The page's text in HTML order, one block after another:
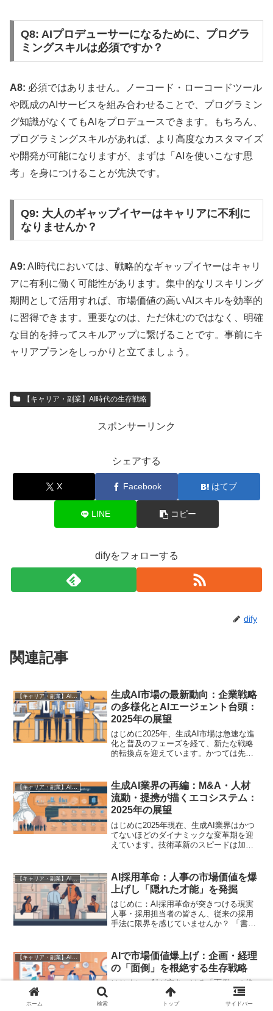
Q8: AIプロデューサーになるために、プログラ
ミングスキルは必須ですか？
A8: 必須ではありません。ノーコード・ローコードツール
や既成のAIサービスを組み合わせることで、プログラミン
グ知識がなくてもAIをプロデュースできます。もちろん、
プログラミングスキルがあれば、より高度なカスタマイズ
や開発が可能になりますが、まずは「AIを使いこなす思
考」を身につけることが先決です。
Q9: 大人のギャップイヤーはキャリアに不利に
なりませんか？
A9: AI時代においては、戦略的なギャップイヤーはキャリ
アに有利に働く可能性があります。集中的なリスキリング
期間として活用すれば、市場価値の高いAIスキルを効率的
に習得できます。重要なのは、ただ休むのではなく、明確
な目的を持ってスキルアップに繋げることです。事前にキ
ャリアプランをしっかりと立てましょう。
【キャリア・副業】AI時代の生存戦略
スポンサーリンク
シェアする
X Facebook はてブ
LINE コピー
difyをフォローする
dify
関連記事
【キャリア・副業】AI時代の生存戦略
生成AI市場の最新動向：企業戦略
の多様化とAIエージェント台頭：
2025年の展望
はじめに2025年、生成AI市場は急速な進
化と普及のフェーズを経て、新たな戦略
的転換点を迎えています。かつては先進
可欠な要素となりつつあります。この過
渡期において、業...
【キャリア・副業】AI時代の生存戦略
生成AI業界の再編：M&A・人材
流動・提携が描くエコシステム：
2025年の展望
はじめに2025年現在、生成AI業界はかつ
てないほどのダイナミックな変革期を迎
えています。技術革新のスピードは加速
一層激化しています。この激しい競争環
境において、業界の...
AI採用革命：人事の市場価値を爆
上げし「隠れた才能」を発掘
はじめに：AI採用革命が突きつける現実
人事・採用担当者の皆さん、従来の採用
手法に限界を感じていませんか？ 「書類
後のミスマッチが多い」――こうした
「面倒な作業」や「非効...
AIで市場価値爆上げ：企画・経理
の「面倒」を根絶する生存戦略
はじめに：AIが突きつける「面倒」の終
焉とキャリア再定義の現実「AIに仕事を
奪われるかもしれない」――そんな漠然
ホーム 検索 トップ サイドバー